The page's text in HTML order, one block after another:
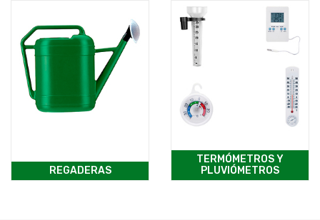
REGADERAS
TERMÓMETROS Y
PLUVIÓMETROS